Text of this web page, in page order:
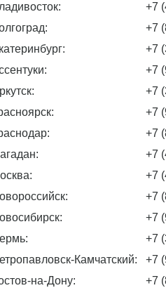
+7
+7
+7
+7
+7
+7
+7
+7
+7
+7
+7
+7
Камчатский:
+7
на-Дону:
+7